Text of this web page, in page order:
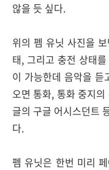
않을 듯 싶다.
위의 펨 유닛 사진을
태, 그리고 충전 상태
이 가능한데 음악을 듣
오면 통화, 통화 중지
글의 구글 어시스던트
다.
펨 유닛은 한번 미리